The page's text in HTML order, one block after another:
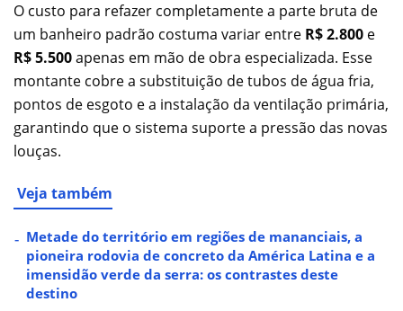
O custo para refazer completamente a parte bruta de
um banheiro padrão costuma variar entre R$ 2.800 e
R$ 5.500apenas em mão de obra especializada. Esse
montante cobre a substituição de tubos de água fria,
pontos de esgoto e a instalação da ventilação primária,
garantindo que o sistema suporte a pressão das novas
louças.
Veja também
Metade do território em regiões de mananciais, a
pioneira rodovia de concreto da América Latina e a
imensidão verde da serra: os contrastes deste
destino